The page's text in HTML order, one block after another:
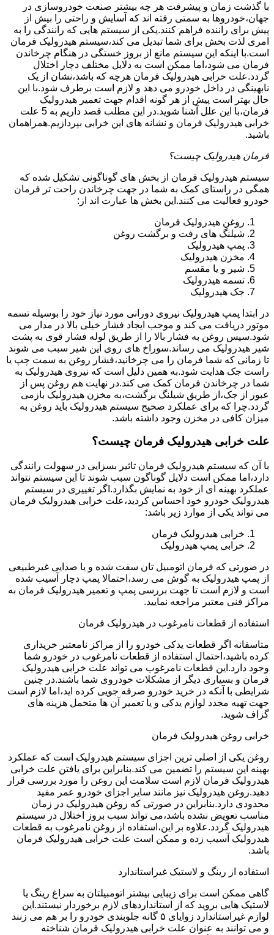
با گذشت زمان و پیشرفت هر چه بیشتر صنعت خودروسازی در
جهان،خودروها به سمتی رفته اند که آسایش و راحتی را بیش از
پیش برای راننده فراهم کنند.یکی از سیستم هایی که رانندگی را به
امری لذت بخش برای شما تبدیل می کند،سیستم هیدرولیک فرمان
است.با اینکه این سیستم مانع از بروز خستگی در هنگام چرخاندن
فرمان می شود،اما ممکن است به دلایل مختلف دچار اختلال
گردد.علت خرابی هیدرولیک فرمان هرچه که باشد،نشان از یک
نابهینگی در داخل خودرو می دهد و لازم است برطرف شود.با این
حال بهتر است پیش از هر گونه اقدام جهت تعمیر هیدرولیک
فرمان،با این علل آشنا شوید.در این مطلب قصد داریم به 5 علت
خرابی هیدرولیک فرمان و نشانه های این خرابی بپردازیم.همراهمان
باشید.
فرمان هیدرولیک چیست؟
سیستم هیدرولیک فرمان از بخش های گوناگونی تشکیل شده که
همگی در راستای کمک به شما در جهت چرخاندن راحت تر فرمان
خودرو فعالیت می کنند.این بخش ها عبارت اند از:
روغن هیدرولیک فرمان
شیلنگ های رفت و برگشت روغن
پمپ هیدرولیک
مخزن هیدرولیک
شیر و یا مقسم
تسمه هیدرولیک
جک هیدرولیک
در ابتدا پمپ هیدرولیک نیروی دورانی مورد نیاز خود را بوسیله تسمه
موتور دریافت می کند و موجب ایجاد فشار خیلی بالا در مدار می
شود.سپس روغن به فشار بالا را از طریق لوله فشار قوی به پشت
شیر هیدرولیک می رساند.سوراخ های روی این شیر سبب می شوند
تا زمانی که شما فرمان را می چرخانید،فشار روغن به سمت چپ یا
راست جک هدایت شود.به همین دلیل است که نیروی هیدرولیک به
شما در چرخاندن فرمان کمک می کند.در نهایت هم روغن پس از
عبور از جک،از طریق شیلنگ برگشت،به مخزن هیدرولیک بازمی
گردد.چرا که برای عملکرد صحیح سیستم هیدرولیک باید روغن به
میزان کافی در مخزن وجود داشته باشد.
علت خرابی هیدرولیک فرمان چیست؟
با آن که سیستم هیدرولیک فرمان تاثیر بسزایی در سهولت رانندگی
دارد،اما ممکن است دلایل گوناگون سبب شوند تا این سیستم نتواند
عملکرد بهینه ای از خود به نمایش بگذارد.اگر تغییری در سیستم
هیدرولیک خودرو خود احساس کردید،علت خرابی هیدرولیک فرمان
می تواند یکی از موارد زیر باشد:
خرابی هیدرولیک فرمان
خرابی پمپ هیدرولیک
در صورتی که فرمان اتومبیل تان سفت شده و یا صدایی غیرطبیعی
از پمپ هیدرولیک به گوش می رسد،احتمالا پمپ دچار آسیب شده
است و لازم است تا جهت بررسی پمپ و تعمیر هیدرولیک فرمان به
مراکز فنی معتبر مراجعه نمایید.
استفاده از قطعات نامرغوب در هیدرولیک فرمان
متاسفانه اگر قطعات یدکی خودرو را از مراکز نامعتبر خریداری
کرده باشید،احتمال استفاده از قطعات نامرغوب در خودرو شما
وجود دارد.این قطعات نامرغوب می تواند علت خرابی هیدرولیک
فرمان و بسیاری دیگر از مشکلات خودروی شما باشند.در چنین
شرایطی با آنکه در خرید خودرو صرفه جویی کرده اید،اما لازم است
جهت تهیه مجدد لوازم یدکی و یا تعمیر آن ها متحمل هزینه های
گزاف شوید.
خرابی روغن هیدرولیک فرمان
روغن یکی از اصلی ترین اجزای سیستم هیدرولیک است که عملکرد
بهینه این سیستم را تضمین می کند.بنابراین برای یافتن علت خرابی
هیدرولیک فرمان لازم است سلامت این روغن را مورد بررسی قرار
دهید.روغن هیدرولیک نیز مانند سایر اجزای خودرو عمر مفید
محدودی دارد.بنابراین در صورتی که روغن هیدرولیک در زمان
مناسب تعویض نشده باشد،می تواند سبب بروز اختلال در سیستم
هیدرولیک گردد.علاوه بر این،استفاده از روغن نامرغوب به قطعات
هیدرولیک آسیب زده و ممکن است علت خرابی هیدرولیک فرمان
باشد.
استفاده از رینگ و لاستیک غیراستاندارد
گاهی ممکن است برای زیبایی بیشتر اتومبیلتان به سراغ رینگ یا
لاستیک هایی بروید که از استانداردهای لازم برخوردار نیستند.این
لوازم غیراستاندارد زوایای ۵ گانه جلوبندی خودرو را بر هم می زنند
و می توانند به عنوان علت خرابی هیدرولیک فرمان شناخته